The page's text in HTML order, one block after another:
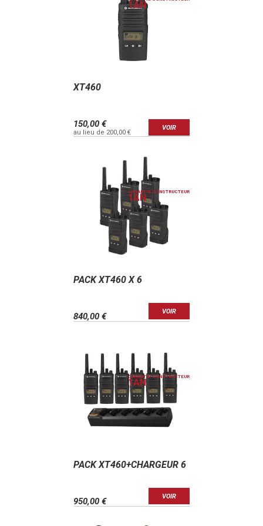
- 2 x Manuel d'utilisation XT460
Radiocomstore, vos achats au meilleur prix en un simple clic.
Commandez en ligne, c'est simple, rapide et moins cher !
1AN
XT460
150,00 €
au lieu de 200,00 €
VOIR
GARANTIE CONSTRUCTEUR
1AN
PACK XT460 X 6
840,00 € VOIR
GARANTIE CONSTRUCTEUR
1AN
PACK XT460+CHARGEUR 6
950,00 € VOIR